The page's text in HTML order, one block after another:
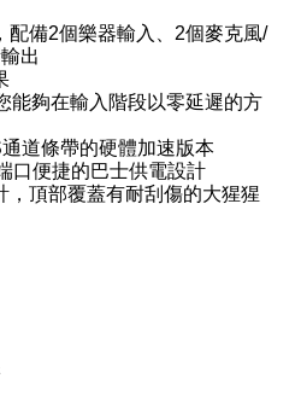
配備2個樂器輸入、2個麥克風/
出
能夠在輸入階段以零延遲的方
道條帶的硬體加速版本
口便捷的巴士供電設計
，頂部覆蓋有耐刮傷的大猩猩